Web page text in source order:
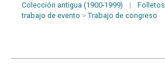
Colección antigua (1900-1999) | Folletos
trabajo de evento >Trabajo de congreso